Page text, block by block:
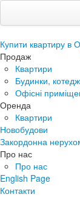
Купити квартиру в
Продаж
Квартири
Будинки,
Офісні
Оренда
Квартири
Новобудови
Закордонна
Про нас
Про нас
English Page
Контакти